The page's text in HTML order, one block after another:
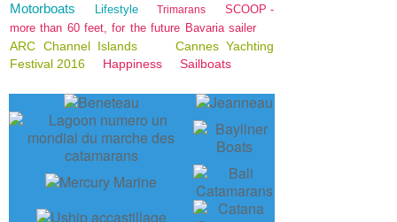
Motorboats Lifestyle Trimarans
SCOOP -
more than 60 feet, for the future Bavaria sailer
ARC Channel Islands
Cannes Yachting
Festival 2016
Happiness Sailboats